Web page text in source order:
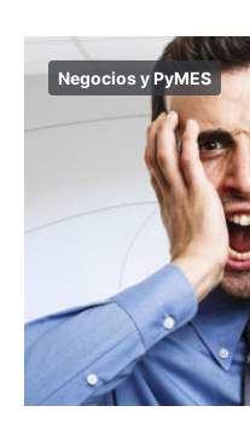
Negocios y PyMES